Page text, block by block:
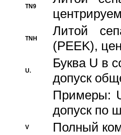
TN9
TNH
Литой
(PEEK),
U.
Буква U в
допуск
Примеры:
допуск по
V Полный